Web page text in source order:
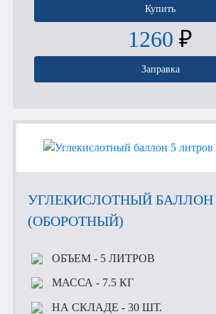
Купить
1260 ₽
Заправка
УГЛЕКИСЛОТНЫЙ БАЛЛОН
(ОБОРОТНЫЙ)
ОБЪЕМ- 5 ЛИТРОВ
МАССА- 7.5 КГ
НА СКЛАДЕ - 30 ШТ.